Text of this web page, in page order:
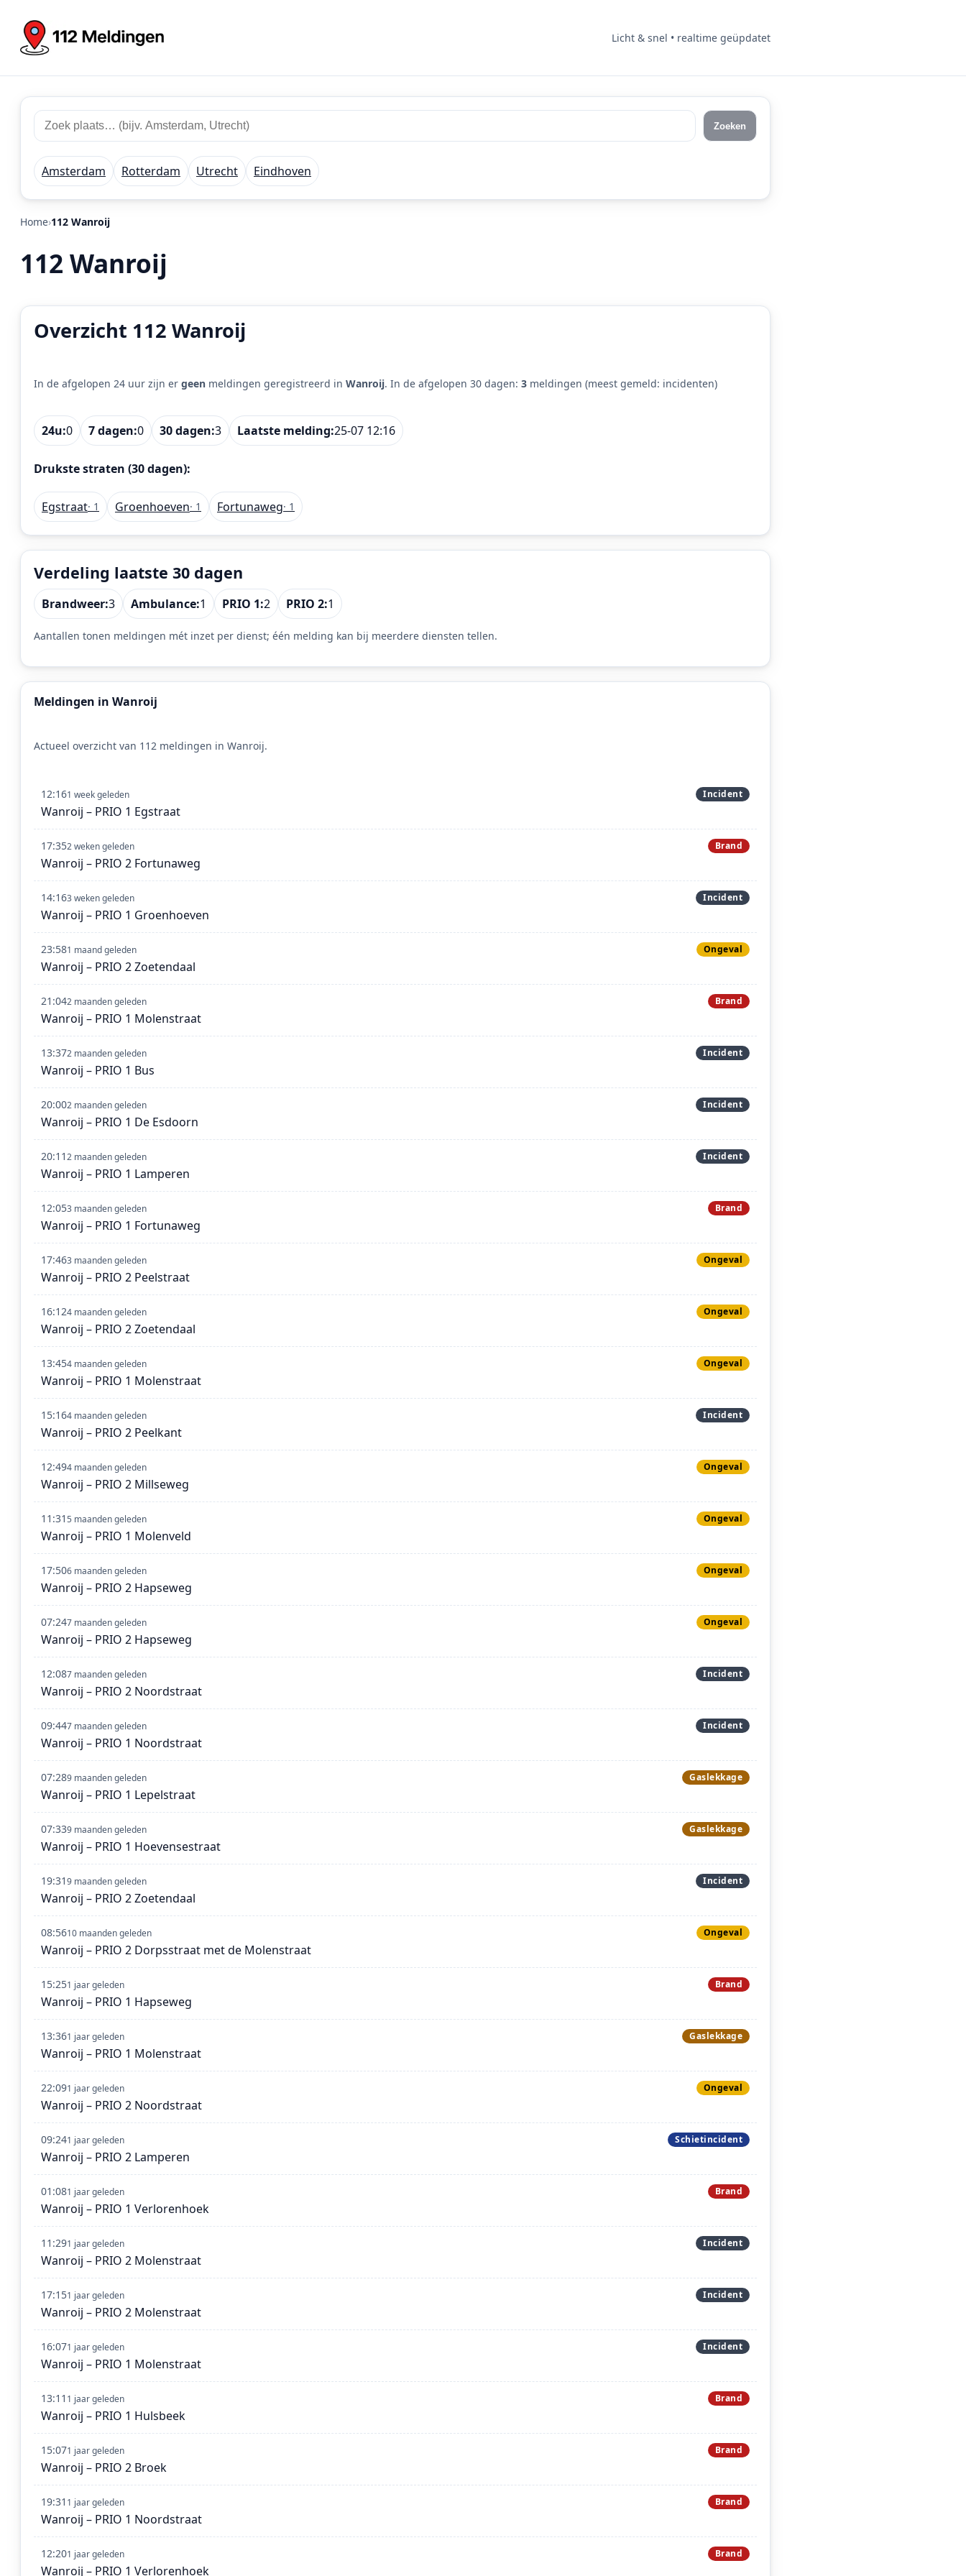
Licht & snel • realtime geüpdatet
Zoek
112
meldingen
Zoek
plaats
regio
Zoeken
Amsterdam Rotterdam Utrecht Eindhoven
Home 112 Wanroij
112 Wanroij
Overzicht 112 Wanroij
In de afgelopen 24 uur zijn er geen meldingen geregistreerd in Wanroij. In de afgelopen 30 dagen: 3 meldingen (meest gemeld: incidenten)
24u:0 7 dagen:0 30 dagen:3 Laatste melding:25-07 12:16
Drukste straten (30 dagen):
Egstraat· 1 Groenhoeven· 1 Fortunaweg· 1
Verdeling laatste 30 dagen
Brandweer:3 Ambulance:1 PRIO 1:2 PRIO 2:1
Aantallen tonen meldingen mét inzet per dienst; één melding kan bij meerdere diensten tellen.
Meldingen in Wanroij
Actueel overzicht van 112 meldingen in Wanroij.
12:161 week geleden Incident
Wanroij – PRIO 1 Egstraat
17:352 weken geleden Brand
Wanroij – PRIO 2 Fortunaweg
14:163 weken geleden Incident
Wanroij – PRIO 1 Groenhoeven
23:581 maand geleden Ongeval
Wanroij – PRIO 2 Zoetendaal
21:042 maanden geleden Brand
Wanroij – PRIO 1 Molenstraat
13:372 maanden geleden Incident
Wanroij – PRIO 1 Bus
20:002 maanden geleden Incident
Wanroij – PRIO 1 De Esdoorn
20:112 maanden geleden Incident
Wanroij – PRIO 1 Lamperen
12:053 maanden geleden Brand
Wanroij – PRIO 1 Fortunaweg
17:463 maanden geleden Ongeval
Wanroij – PRIO 2 Peelstraat
16:124 maanden geleden Ongeval
Wanroij – PRIO 2 Zoetendaal
13:454 maanden geleden Ongeval
Wanroij – PRIO 1 Molenstraat
15:164 maanden geleden Incident
Wanroij – PRIO 2 Peelkant
12:494 maanden geleden Ongeval
Wanroij – PRIO 2 Millseweg
11:315 maanden geleden Ongeval
Wanroij – PRIO 1 Molenveld
17:506 maanden geleden Ongeval
Wanroij – PRIO 2 Hapseweg
07:247 maanden geleden Ongeval
Wanroij – PRIO 2 Hapseweg
12:087 maanden geleden Incident
Wanroij – PRIO 2 Noordstraat
09:447 maanden geleden Incident
Wanroij – PRIO 1 Noordstraat
07:289 maanden geleden Gaslekkage
Wanroij – PRIO 1 Lepelstraat
07:339 maanden geleden Gaslekkage
Wanroij – PRIO 1 Hoevensestraat
19:319 maanden geleden Incident
Wanroij – PRIO 2 Zoetendaal
08:5610 maanden geleden Ongeval
Wanroij – PRIO 2 Dorpsstraat met de Molenstraat
15:251 jaar geleden Brand
Wanroij – PRIO 1 Hapseweg
13:361 jaar geleden Gaslekkage
Wanroij – PRIO 1 Molenstraat
22:091 jaar geleden Ongeval
Wanroij – PRIO 2 Noordstraat
09:241 jaar geleden Schietincident
Wanroij – PRIO 2 Lamperen
01:081 jaar geleden Brand
Wanroij – PRIO 1 Verlorenhoek
11:291 jaar geleden Incident
Wanroij – PRIO 2 Molenstraat
17:151 jaar geleden Incident
Wanroij – PRIO 2 Molenstraat
16:071 jaar geleden Incident
Wanroij – PRIO 1 Molenstraat
13:11 1 jaar geleden Brand
Wanroij – PRIO 1 Hulsbeek
15:071 jaar geleden Brand
Wanroij – PRIO 2 Broek
19:31 1 jaar geleden Brand
Wanroij – PRIO 1 Noordstraat
12:201 jaar geleden Brand
Wanroij – PRIO 1 Verlorenhoek